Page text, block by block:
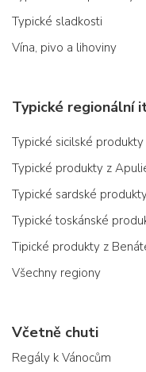
Typické sladkosti
Vína, pivo a lihoviny
Typické regionální
Typické sicilské produkty
Typické produkty z
Typické sardské
Typické toskánské
Tipické produkty z
Všechny regiony
Včetně chuti
Regály k Vánocům